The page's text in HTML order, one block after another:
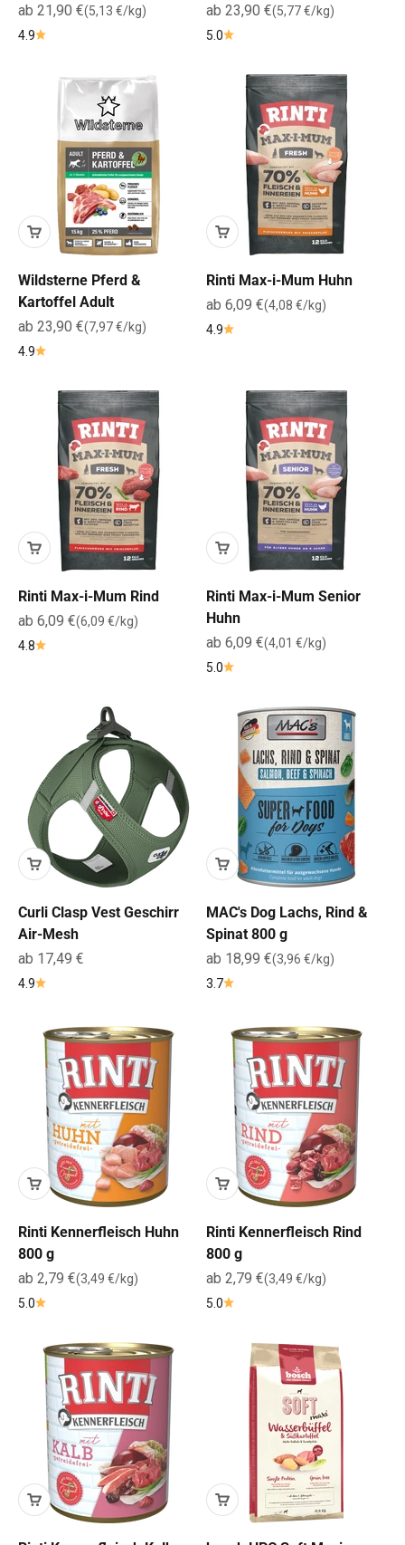
Angebot
ab 21,90 €(5,13 €/kg)
4.9
Angebot
ab 23,90 €(5,77 €/kg)
5.0
Wildsterne Pferd &
Kartoffel Adult
Angebot
ab 23,90 €(7,97 €/kg)
4.9
Rinti Max-i-Mum Huhn
Angebot
ab 6,09 €(4,08 €/kg)
4.9
Rinti Max-i-Mum Rind
Angebot
ab 6,09 €(6,09 €/kg)
4.8
Rinti Max-i-Mum Senior
Huhn
Angebot
ab 6,09 €(4,01 €/kg)
5.0
Curli Clasp Vest Geschirr
Air-Mesh
Angebot
ab 17,49 €
4.9
MAC's Dog Lachs, Rind &
Spinat 800 g
Angebot
ab 18,99 €(3,96 €/kg)
3.7
Rinti Kennerfleisch Huhn
800 g
Angebot
ab 2,79 €(3,49 €/kg)
5.0
Rinti Kennerfleisch Rind
800 g
Angebot
ab 2,79 €(3,49 €/kg)
5.0